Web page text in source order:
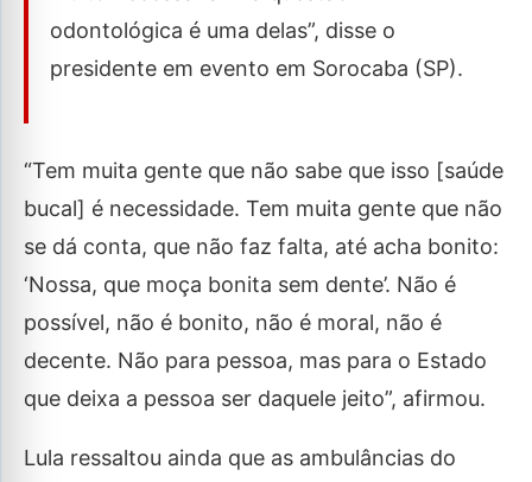
odontológica é uma delas”, disse o
presidente em evento em Sorocaba (SP).
“Tem muita gente que não sabe que isso [saúde
bucal] é necessidade. Tem muita gente que não
se dá conta, que não faz falta, até acha bonito:
‘Nossa, que moça bonita sem dente’. Não é
possível, não é bonito, não é moral, não é
decente. Não para pessoa, mas para o Estado
que deixa a pessoa ser daquele jeito”, afirmou.
Lula ressaltou ainda que as ambulâncias do